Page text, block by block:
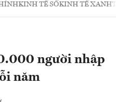
KINH TẾ SỐKINH TẾ XANH
người nhập
năm